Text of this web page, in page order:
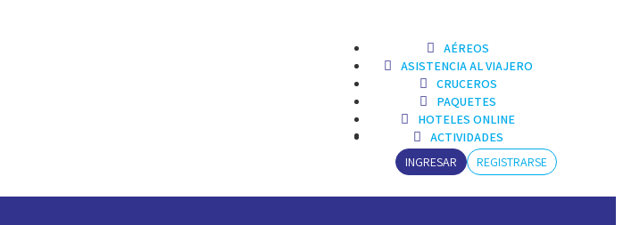
AÉREOS
ASISTENCIA AL VIAJERO
CRUCEROS
PAQUETES
HOTELES ONLINE
ACTIVIDADES
INGRESAR
REGISTRARSE